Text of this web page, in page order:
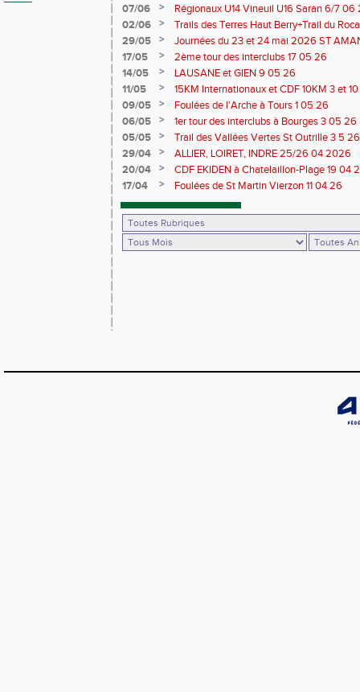
07/06
>
Régionaux U14 Vineuil U16 Saran 6/7 06
02/06
>
Trails des Terres Haut Berry+Trail du
du Berry 30/31 05 2026
29/05 >
Journées du 23 et 24 mai 2026 ST
17/05
>
2ème tour des interclubs 17 05 26
14/05
>
LAUSANE et GIEN 9 05 26
11/05
>
15KM Internationaux et CDF 10KM 3 et
09/05
>
Foulées de l'Arche à Tours 1 05 26
06/05
>
1er tour des interclubs à Bourges 3 05 26
05/05
>
Trail des Vallées Vertes St Outrille 3 5 26
29/04
>
ALLIER, LOIRET, INDRE 25/26 04 2026
20/04
>
CDF EKIDEN à Chatelaillon-Plage 19 04
17/04
> Foulées de St Martin Vierzon 11 04 26